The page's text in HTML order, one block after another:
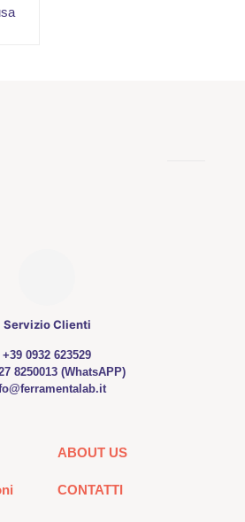
Servizio Clienti
+39 0932 623529
8250013 (WhatsAPP)
ABOUT US
CONTATTI